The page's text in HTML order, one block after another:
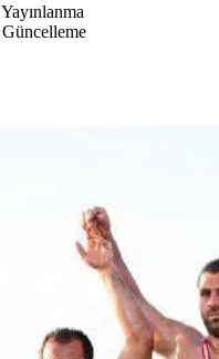
Yayınlanma
Güncelleme